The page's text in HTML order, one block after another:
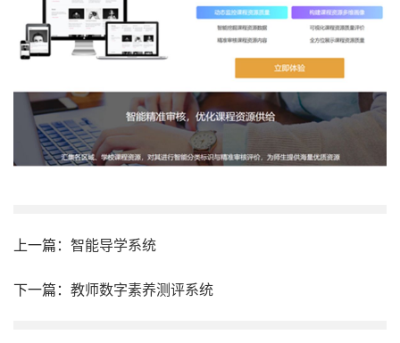
上一篇： 智能导学系统
下一篇： 教师数字素养测评系统